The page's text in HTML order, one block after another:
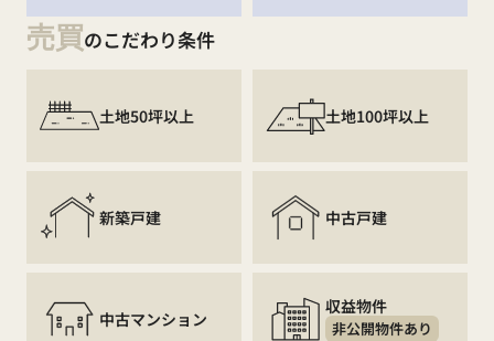
売買のこだわり条件
土地50坪以上 土地100坪以上
新築戸建 中古戸建
中古マンション
収益物件
非公開物件あり